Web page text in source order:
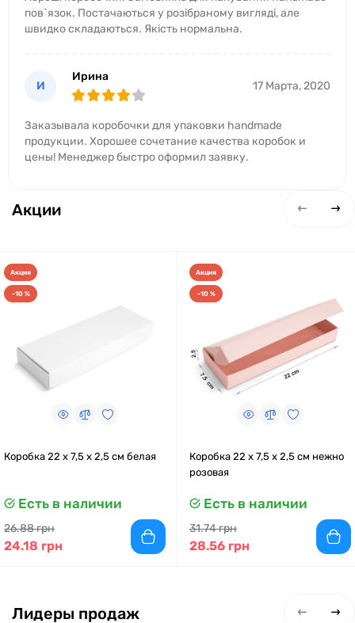
пов`язок. Постачаються у розібраному вигляді, але
швидко складаються. Якість нормальна.
И
Ирина
17 Марта, 2020
Заказывала коробочки для упаковки handmade
продукции. Хорошее сочетание качества коробок и
цены! Менеджер быстро оформил заявку.
Акции
Акция
-10 %
Коробка 22 x 7,5 x 2,5 см белая
Есть в наличии
26.88 грн
24.18 грн
Акция
-10 %
Коробка 22 x 7,5 x 2,5 см нежно
розовая
Есть в наличии
31.74 грн
28.56 грн
Лидеры продаж